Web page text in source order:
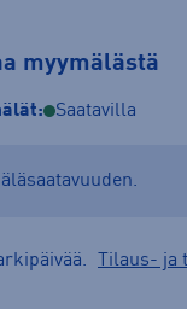
myymälästä
Saatavilla
Tilaus-